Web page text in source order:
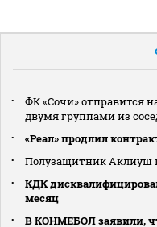
ФК «Сочи» отправится
двумя группами из
«Реал» продлил
Полузащитник Аклиуш
КДК
месяц
В КОНМЕБОЛ заявили,